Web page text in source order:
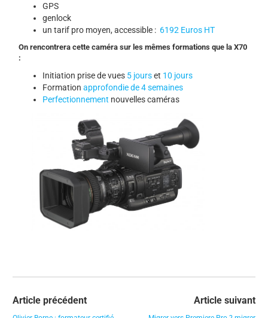
GPS
genlock
un tarif pro moyen, accessible : 6192 Euros HT
On rencontrera cette caméra sur les mêmes formations que la X70
:
Initiation prise de vues 5 jourset 10 jours
Formationapprofondie de 4 semaines
Perfectionnement nouvelles caméras
Article précédent Article suivant